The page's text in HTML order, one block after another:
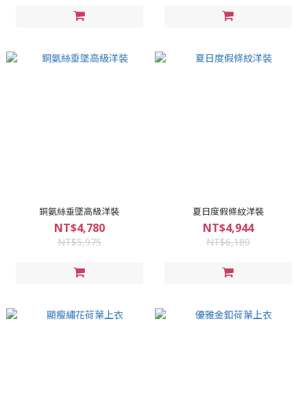
銅氨絲垂墜高級洋裝
NT$4,780
NT$5,975
夏日度假條紋洋裝
NT$4,944
NT$6,180